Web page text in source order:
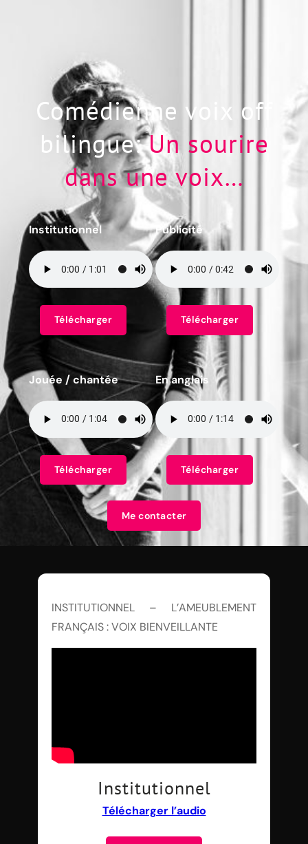
Comédienne voix off
bilingue:Un sourire
dans une voix…
Institutionnel
Télécharger
Publicité
Télécharger
Jouée / chantée
Télécharger
En anglais
Télécharger
Me contacter
INSTITUTIONNEL – L’AMEUBLEMENT
FRANÇAIS : VOIX BIENVEILLANTE
Institutionnel
Télécharger l’audio